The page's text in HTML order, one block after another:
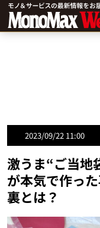
2023/09/22 11:00
激うま“ご当地
が本気で作っ
裏とは？